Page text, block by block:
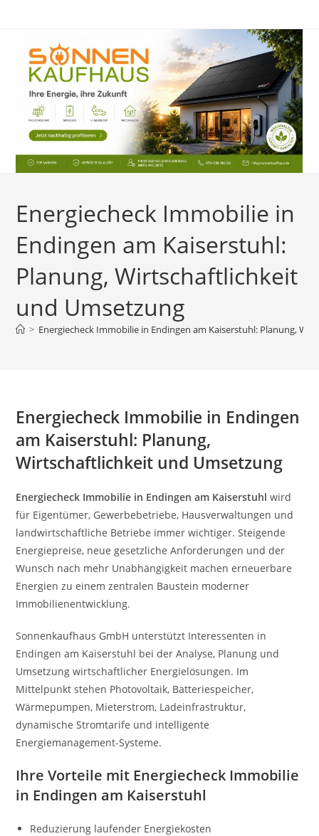
Energiecheck Immobilie in
Endingen am Kaiserstuhl:
Planung, Wirtschaftlichkeit
und Umsetzung
> Energiecheck Immobilie in Endingen am Kaiserstuhl: Planung,
Energiecheck Immobilie in Endingen
am Kaiserstuhl: Planung,
Wirtschaftlichkeit und Umsetzung
Energiecheck Immobilie in Endingen am Kaiserstuhl wird
für Eigentümer, Gewerbebetriebe, Hausverwaltungen und
landwirtschaftliche Betriebe immer wichtiger. Steigende
Energiepreise, neue gesetzliche Anforderungen und der
Wunsch nach mehr Unabhängigkeit machen erneuerbare
Energien zu einem zentralen Baustein moderner
Immobilienentwicklung.
Sonnenkaufhaus GmbH unterstützt Interessenten in
Endingen am Kaiserstuhl bei der Analyse, Planung und
Umsetzung wirtschaftlicher Energielösungen. Im
Mittelpunkt stehen Photovoltaik, Batteriespeicher,
Wärmepumpen, Mieterstrom, Ladeinfrastruktur,
dynamische Stromtarife und intelligente
Energiemanagement-Systeme.
Ihre Vorteile mit Energiecheck Immobilie
in Endingen am Kaiserstuhl
Reduzierung laufender Energiekosten